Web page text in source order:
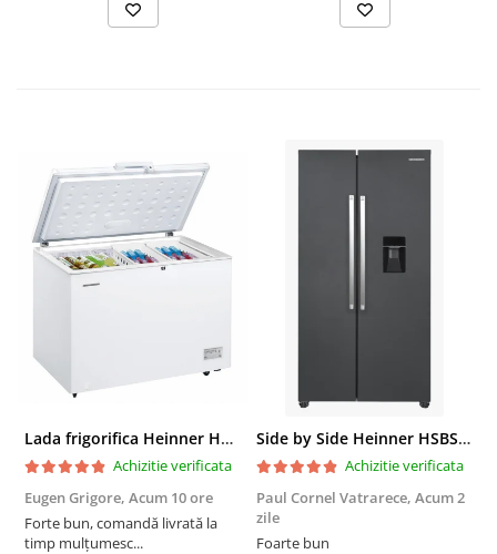
Lada frigorifica Heinner HCF-287CNHE++, 287 l, Clasa E, Compresor inverter, Iluminare LED, Functionalitate frigider, Alb
Achizitie verificata
Eugen Grigore, Acum 10 ore
Forte bun, comandă livrată la
timp mulțumesc...
Side by Side Heinner HSBS-HM439NFINVDGWDE++, Total No Frost, Compresor Inverter, Dozator Apa, Display Touch LED, 439 L, Clasa E, Gri Antracit Texturat
Achizitie verificata
Paul Cornel Vatrarece, Acum 2
zile
Foarte bun